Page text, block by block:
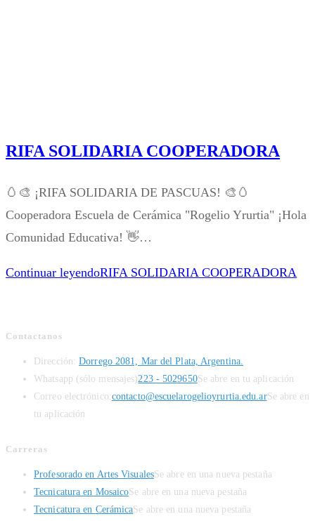
RIFA SOLIDARIA COOPERADORA
🥚🎨 ¡RIFA SOLIDARIA DE PASCUAS! 🎨🥚
Cooperadora Escuela de Cerámica "Rogelio Yrurtia" ¡Hola
Comunidad Educativa! 👋…
Continuar leyendoRIFA SOLIDARIA COOPERADORA
Contactanos
Dirección:Dorrego 2081, Mar del Plata, Argentina.
Whatsapp (sólo mensajes)223 - 5029650Se abre en tu aplicación
Correo electrónico:contacto@escuelarogelioyrurtia.edu.arSe abre en
tu aplicación
Carreras
Profesorado en Artes VisualesSe abre en una nueva pestaña
Tecnicatura en MosaicoSe abre en una nueva pestaña
Tecnicatura en CerámicaSe abre en una nueva pestaña